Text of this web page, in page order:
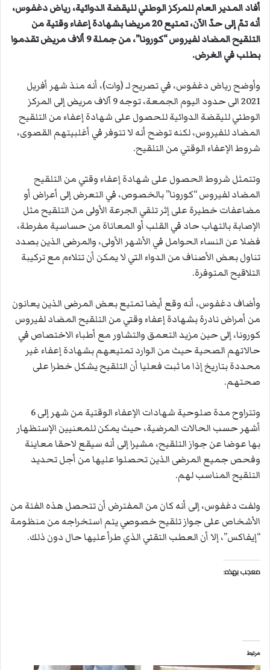
ا
أفاد المدير العام للمركز الوطني لليقضة الدوائية، رياض دغفوس،
أنه تمّ إلى حدّ الآن، تمتيع 20 مريضا بشهادة إعفاء وقتية من
التلقيح المضاد لفيروس “كورونا”، من جملة 9 ألاف مريض تقدموا
بطلب في الغرض.
وأوضح رياض دغفوس، في تصريح لـ (وات)، أنه منذ شهر أفريل
2021 الى حدود اليوم الجمعة، توجه 9 آلاف مريض إلى المركز
الوطني لليقضة الدوائية للحصول على شهادة إعفاء من التلقيح
المضاد للفيروس، لكنه توضح أنه لا تتوفر في أغلبيتهم القصوى،
شروط الإعفاء الوقتي من التلقيح.
وتتمثل شروط الحصول على شهادة إعفاء وقتي من التلقيح
المضاد لفيروس “كورونا” بالخصوص، في التعرض إلى أعراض أو
مضاعفات خطيرة على إثر تلقي الجرعة الأولى من التلقيح مثل
الإصابة بالتهاب حاد في القلب أو المعاناة من حساسية مفرطة،
فضلا عن النساء الحوامل في الأشهر الأولى، والمرضى الذين بصدد
تناول بعض الأصناف من الدواء التي لا يمكن أن تتلاءم مع تركيبة
التلاقيح المتوفرة.
وأضاف دغفوس، أنه وقع أيضا تمتيع بعض المرضى الذين يعانون
من أمراض نادرة بشهادة إعفاء وقتي من التلقيح المضاد لفيروس
كورونا، إلى حين مزيد التعمق والتشاور مع أطباء الاختصاص في
حالاتهم الصحية حيث من الوارد تمتيعهم بشهادة إعفاء غير
محددة بتاريخ إذا ما ثبت فعليا أن التلقيح يشكل خطرا على
صحتهم.
وتتراوح مدة صلوحية شهادات الإعفاء الوقتية من شهر إلى 6
أشهر حسب الحالات المرضية، حيث يمكن للمعنيين الإستظهار
بها عوضا عن جواز التلقيح، مشيرا إلى أنه سيقع لاحقا معاينة
وفحص جميع المرضى الذين تحصلوا عليها من أجل تحديد
التلقيح المناسب لهم.
ولفت دغفوس، إلى أنه كان من المفترض أن تتحصل هذه الفئة من
الأشخاص على جواز تلقيح خصوصي يتم استخراجه من منظومة
“إيفاكس”، إلا أن العطب التقني الذي طرأ عليها حال دون ذلك.
معجب بهذه:
مرتبط